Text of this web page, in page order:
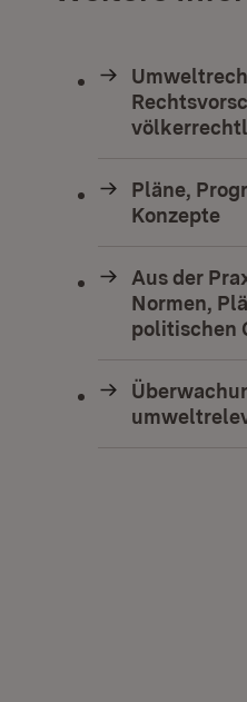
Pläne,
Konzepte
Aus der
Normen,
politischen